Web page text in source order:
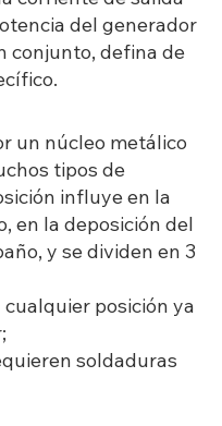
del generador
conjunto, defina de
un núcleo metálico
tipos de
influye en la
en la deposición del
y se dividen en 3
cualquier posición ya
soldaduras